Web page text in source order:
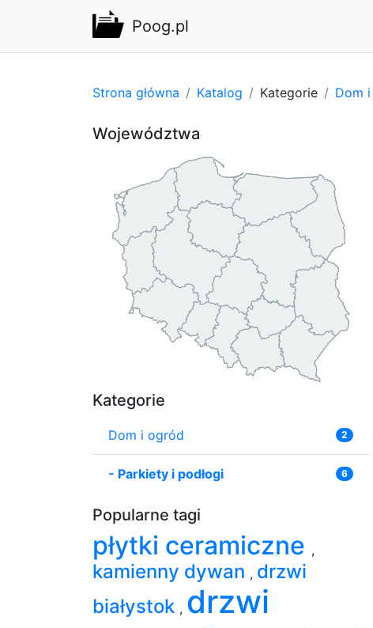
Poog.pl
Strona główna Katalog Kategorie Dom
Województwa
Kategorie
Dom i ogród 2
- Parkiety i podłogi 6
Popularne tagi
płytki ceramiczne ,
kamienny dywan , drzwi
białystok , drzwi